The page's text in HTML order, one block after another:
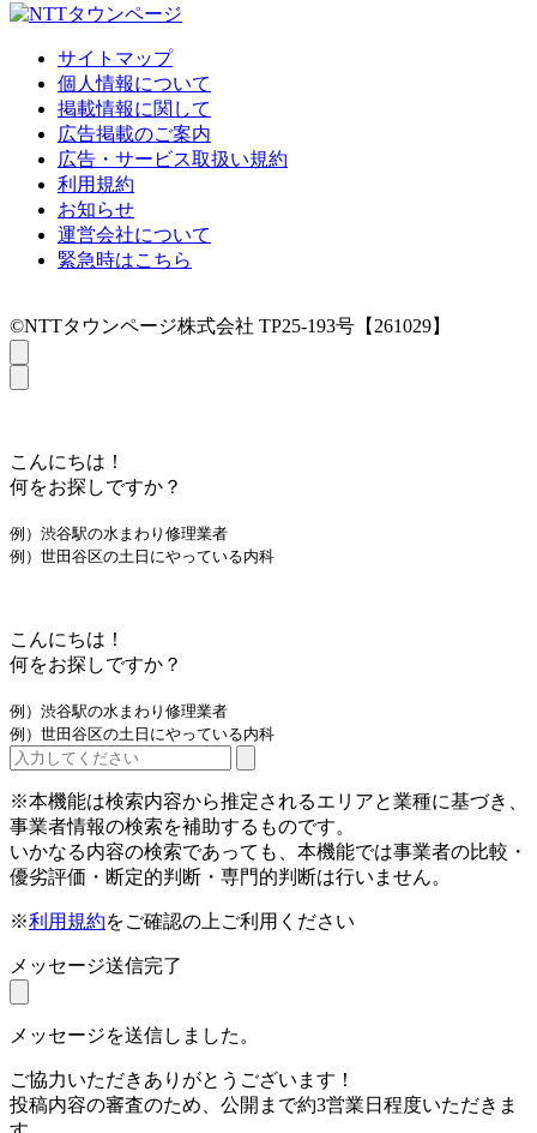
サイトマップ
個人情報について
掲載情報に関して
広告掲載のご案内
広告・サービス取扱い規約
利用規約
お知らせ
運営会社について
緊急時はこちら
©NTTタウンページ株式会社 TP25-193号【261029】
こんにちは！
何をお探しですか？
例）渋谷駅の水まわり修理業者
例）世田谷区の土日にやっている内科
こんにちは！
何をお探しですか？
例）渋谷駅の水まわり修理業者
例）世田谷区の土日にやっている内科
※本機能は検索内容から推定されるエリアと業種に基づき、
事業者情報の検索を補助するものです。
いかなる内容の検索であっても、本機能では事業者の比較・
優劣評価・断定的判断・専門的判断は行いません。
※利用規約をご確認の上ご利用ください
メッセージ送信完了
メッセージを送信しました。
ご協力いただきありがとうございます！
投稿内容の審査のため、公開まで約3営業日程度いただきま